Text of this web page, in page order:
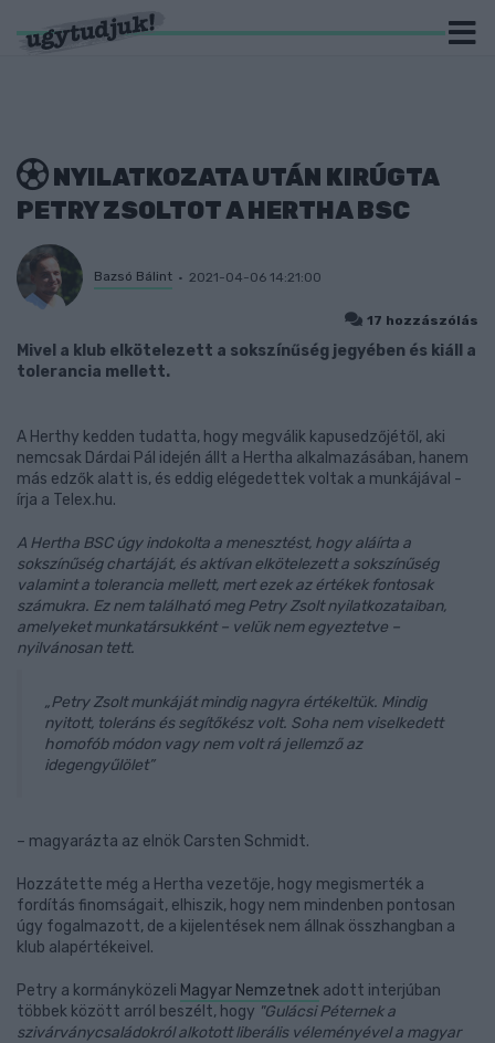
NYILATKOZATA UTÁN KIRÚGTA
PETRY ZSOLTOT A HERTHA BSC
Bazsó Bálint 2021-04-06 14:21:00
17 hozzászólás
Mivel a klub elkötelezett a sokszínűség jegyében és kiáll a
tolerancia mellett.
A Herthy kedden tudatta, hogy megválik kapusedzőjétől, aki
nemcsak Dárdai Pál idején állt a Hertha alkalmazásában, hanem
más edzők alatt is, és eddig elégedettek voltak a munkájával -
írja a Telex.hu.
A Hertha BSC úgy indokolta a menesztést, hogy aláírta a
sokszínűség chartáját, és aktívan elkötelezett a sokszínűség
valamint a tolerancia mellett, mert ezek az értékek fontosak
számukra. Ez nem található meg Petry Zsolt nyilatkozataiban,
amelyeket munkatársukként – velük nem egyeztetve –
nyilvánosan tett.
„Petry Zsolt munkáját mindig nagyra értékeltük. Mindig
nyitott, toleráns és segítőkész volt. Soha nem viselkedett
homofób módon vagy nem volt rá jellemző az
idegengyűlölet”
– magyarázta az elnök Carsten Schmidt.
Hozzátette még a Hertha vezetője, hogy megismerték a
fordítás finomságait, elhiszik, hogy nem mindenben pontosan
úgy fogalmazott, de a kijelentések nem állnak összhangban a
klub alapértékeivel.
Petry a kormányközeli Magyar Nemzetnek adott interjúban
többek között arról beszélt, hogy "Gulácsi Péternek a
szivárványcsaládokról alkotott liberális véleményével a magyar